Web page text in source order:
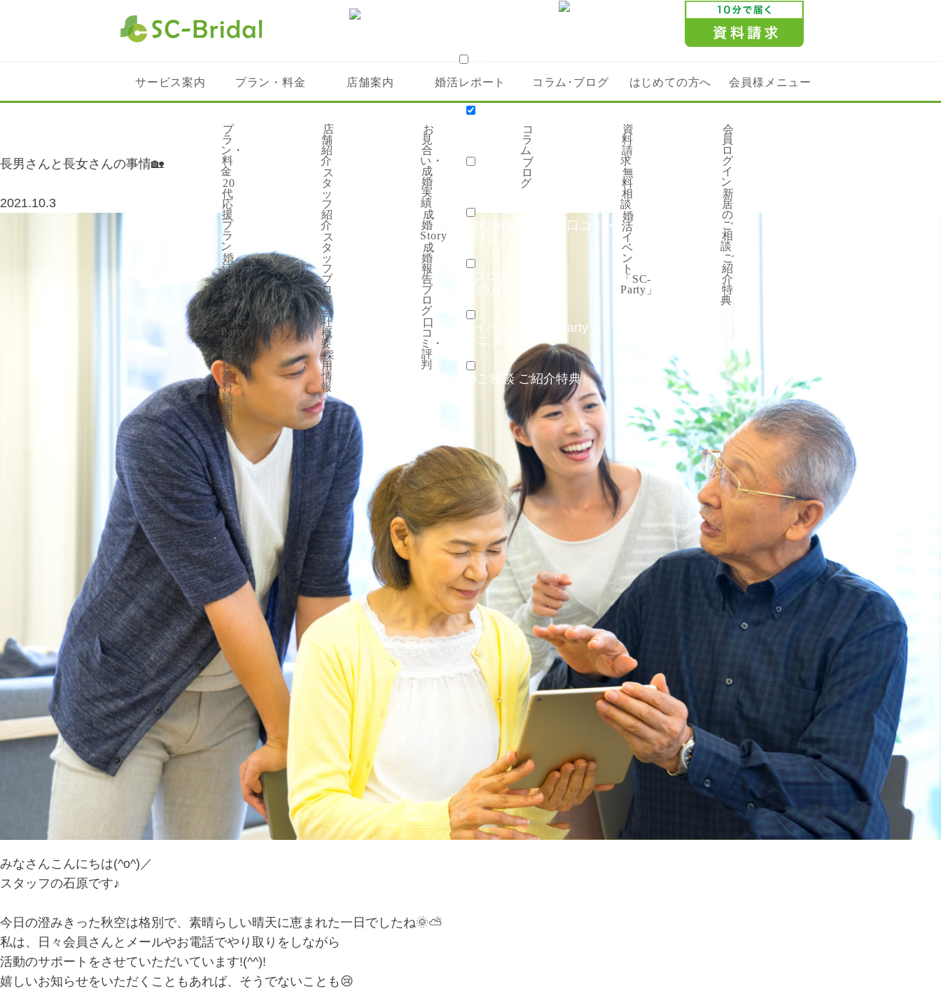
プラン・料金
20代応援プラン 親御様 無料結婚相談
婚活イベント「SC-Party」
店舗紹介 スタッフ紹介 スタッフブログ
採用情報
お見合い・成婚実績 成婚Story 成婚報告ブログ
口コミ・評判
コラム･ブログ
コラム
ブログ
はじめての方へ
無料相談
婚活イベント「SC-Party」
会員様メニュー
新居のご相談 ご紹介特典
サービス案内 プラン・料金
プ
ラ
ン・
料
金
20
代
応
援
プ
ラ
ン
婚
活
イ
ベ
ン
ト
「SC-
Party」
親
御
様
無
料
結
婚
相
談
店舗案内
店
舗
紹
介
ス
タ
ッ
フ
紹
介
ス
タ
ッ
フ
ブ
ロ
グ
会
社
概
要
採
用
情
報
婚活レポート
お
見
合
い・
成
婚
実
績
成
婚
Story
成
婚
報
告
ブ
ロ
グ
口
コ
ミ・
評
判
コラム･ブログ
コ
ラ
ム
ブ
ロ
グ
はじめての方へ
資
料
請
求
無
料
相
談
婚
活
イ
ベ
ン
ト
「SC-
Party」
会員様メニュー
会
員
ロ
グ
イ
ン
新
居
の
ご
相
談
ご
紹
介
特
典
長男さんと長女さんの事情🏡
2021.10.3
みなさんこんにちは(^o^)／
スタッフの石原です♪
今日の澄みきった秋空は格別で、素晴らしい晴天に恵まれた一日でしたね🌞⛅
私は、日々会員さんとメールやお電話でやり取りをしながら
活動のサポートをさせていただいています!(^^)!
嬉しいお知らせをいただくこともあれば、そうでないことも😢